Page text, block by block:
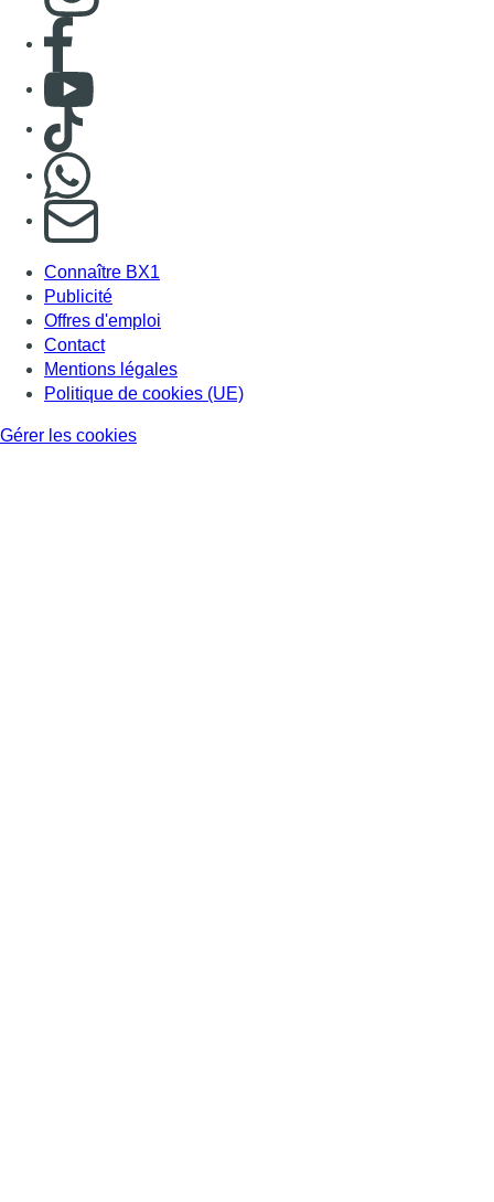
Consulter page Facebook
Consulter Youtube
Consulter TikTok
S'abonner à notre newsletter
Connaître BX1
Publicité
Offres d'emploi
Contact
Mentions légales
Politique de cookies (UE)
Gérer les cookies